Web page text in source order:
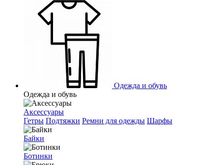
Одежда и обувь
Одежда и обувь
Аксессуары
Гетры Подтяжки Ремни для одежды Шарфы
Байки
Ботинки